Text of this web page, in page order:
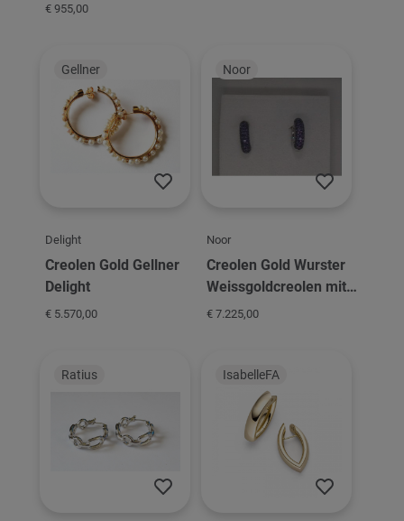
€ 955,00
Gellner
Delight
Creolen Gold Gellner
Delight
€ 5.570,00
Noor
Noor
Creolen Gold Wurster
Weissgoldcreolen mit
Amethyst
€ 7.225,00
Ratius IsabelleFA